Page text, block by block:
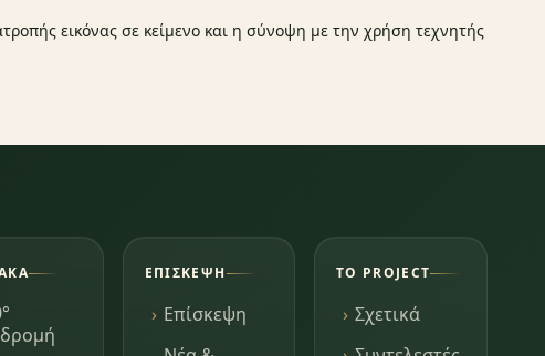
εικόνας σε κείμενο και η σύνοψη με την χρήση τεχνητής
ΕΠΊΣΚΕΨΗ
Επίσκεψη
ΤΟ PROJECT
Σχετικά